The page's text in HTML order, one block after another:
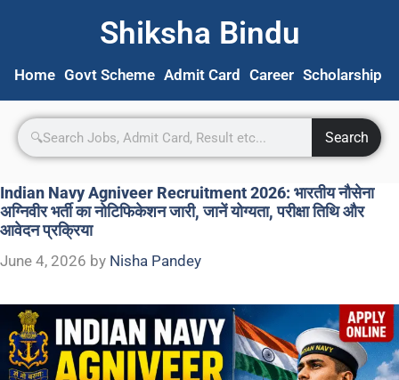
Shiksha Bindu
Home Govt Scheme Admit Card Career Scholarship
Search
Indian Navy Agniveer Recruitment 2026: भारतीय नौसेना
अग्निवीर भर्ती का नोटिफिकेशन जारी, जानें योग्यता, परीक्षा तिथि और
आवेदन प्रक्रिया
June 4, 2026 by Nisha Pandey